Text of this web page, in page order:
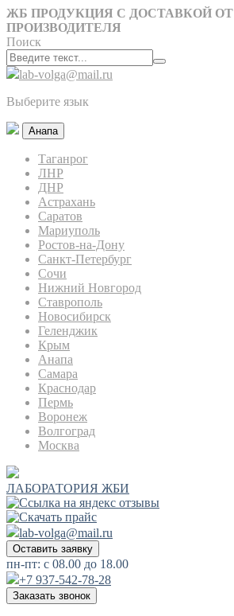
ЖБ ПРОДУКЦИЯ С ДОСТАВКОЙ ОТ
ПРОИЗВОДИТЕЛЯ
Поиск
lab-volga@mail.ru
Выберите язык
Анапа
Таганрог
ЛНР
ДНР
Астрахань
Саратов
Мариуполь
Ростов-на-Дону
Санкт-Петербург
Сочи
Нижний Новгород
Ставрополь
Новосибирск
Геленджик
Крым
Анапа
Самара
Краснодар
Пермь
Воронеж
Волгоград
Москва
ЛАБОРАТОРИЯ ЖБИ
lab-volga@mail.ru
Оставить заявку
пн-пт: с 08.00 до 18.00
+7 937-542-78-28
Заказать звонок